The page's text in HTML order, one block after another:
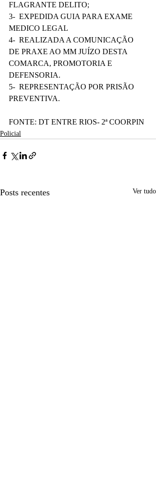
FLAGRANTE DELITO;
3-  EXPEDIDA GUIA PARA EXAME
MEDICO LEGAL
4-  REALIZADA A COMUNICAÇÃO
DE PRAXE AO MM JUÍZO DESTA
COMARCA, PROMOTORIA E
DEFENSORIA.
5-  REPRESENTAÇÃO POR PRISÃO
PREVENTIVA.
FONTE: DT ENTRE RIOS- 2ª COORPIN
Policial
Posts recentes Ver tudo